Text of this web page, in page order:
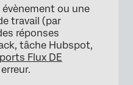
évènement ou une
travail (par
réponses
tâche Hubspot,
Flux DE